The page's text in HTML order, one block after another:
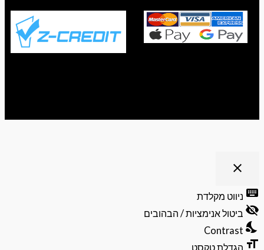
close
וסגירה
של
תפריט
הנגישות
ניווט מקלדת
ביטול אנימציות / הבהובים
Contrast
הגדלת טקסט